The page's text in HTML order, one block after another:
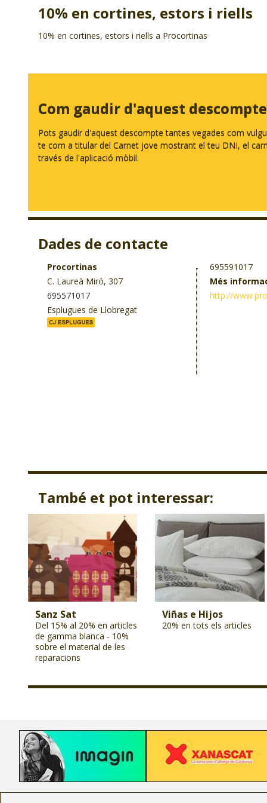
10% en cortines, estors i riells
10% en cortines, estors i riells a Procortinas
Com gaudir d'aquest descompte
Pots gaudir d'aquest descompte tantes vegades com
te com a titular del Carnet jove mostrant el teu DNI, el
través de l'aplicació mòbil.
Dades de contacte
Procortinas
C. Laureà Miró, 307
695571017
Esplugues de Llobregat
695591017
Més
http://
També et pot interessar:
Sanz Sat
Del 15% al 20% en articles
de gamma blanca - 10%
sobre el material de les
reparacions
Viñas e Hijos
20% en tots els articles